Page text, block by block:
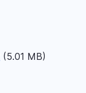
(5.01 MB)